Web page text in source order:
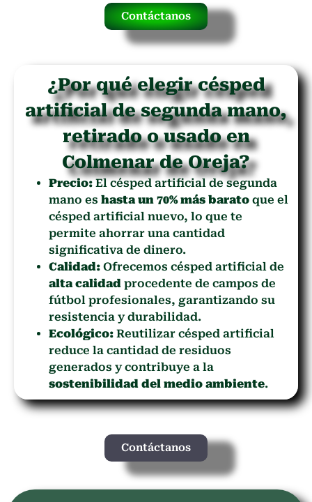
Contáctanos
¿Por qué elegir césped
artificial de segunda mano,
retirado o usado en
Colmenar de Oreja?
Precio:El césped artificial de segunda
mano es hasta un 70% más barato que el
césped artificial nuevo, lo que te
permite ahorrar una cantidad
significativa de dinero.
Calidad: Ofrecemos césped artificial de
alta calidad procedente de campos de
fútbol profesionales, garantizando su
resistencia y durabilidad.
Ecológico: Reutilizar césped artificial
reduce la cantidad de residuos
generados y contribuye a la
sostenibilidad del medio ambiente.
Contáctanos